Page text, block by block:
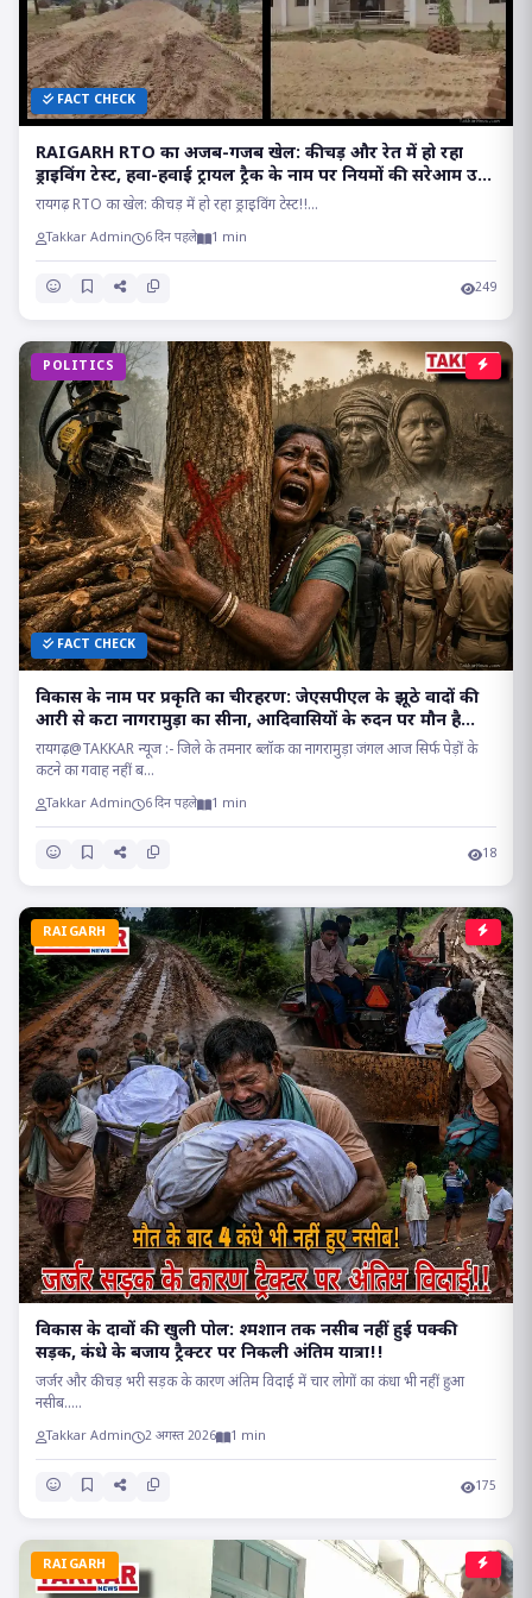
FACT CHECK
RAIGARH RTO का अजब-गजब खेल: कीचड़ और रेत में हो रहा
ड्राइविंग टेस्ट, हवा-हवाई ट्रायल ट्रैक के नाम पर नियमों की सरेआम उड़
रही धज्जियां
रायगढ़ RTO का खेल: कीचड़ में हो रहा ड्राइविंग टेस्ट!!...
Takkar Admin 6 दिन पहले 1 min
249
POLITICS
FACT CHECK
विकास के नाम पर प्रकृति का चीरहरण: जेएसपीएल के झूठे वादों की
आरी से कटा नागरामुड़ा का सीना, आदिवासियों के रुदन पर मौन है
सत्ता!
रायगढ़@TAKKAR न्यूज :- जिले के तमनार ब्लॉक का नागरामुड़ा जंगल आज सिर्फ पेड़ों के
कटने का गवाह नहीं ब...
Takkar Admin 6 दिन पहले 1 min
18
RAIGARH
विकास के दावों की खुली पोल: श्मशान तक नसीब नहीं हुई पक्की
सड़क, कंधे के बजाय ट्रैक्टर पर निकली अंतिम यात्रा!!
जर्जर और कीचड़ भरी सड़क के कारण अंतिम विदाई में चार लोगों का कंधा भी नहीं हुआ
नसीब.....
Takkar Admin 2 अगस्त 2026 1 min
175
RAIGARH